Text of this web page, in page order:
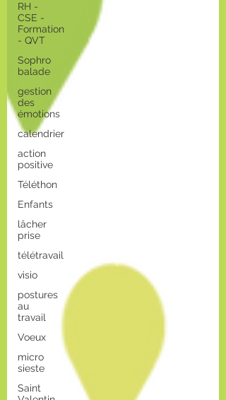
RH -
CSE -
Formation
- QVT
Sophro
balade
gestion
des
émotions
calendrier
action
positive
Téléthon
Enfants
lâcher
prise
télétravail
visio
postures
au
travail
Voeux
micro
sieste
Saint